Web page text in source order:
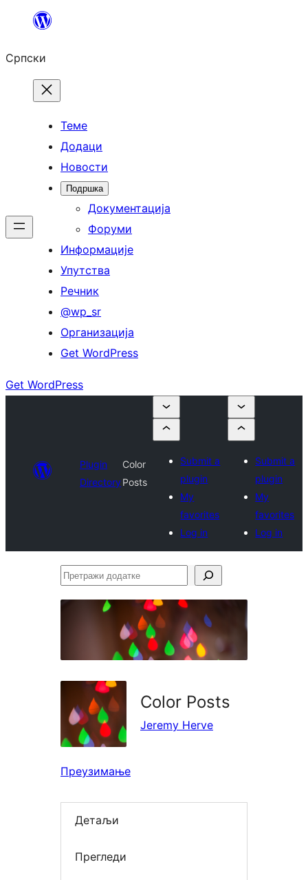
Скочи
садржај
Српски
Теме
Додаци
Новости
Подршка
Документација
Форуми
Информације
Упутства
Речник
@wp_sr
Организација
Get WordPress
Get WordPress
Plugin
Directory
Color
Posts
Submit a
plugin
My
favorites
Log in
Submit a
plugin
My
favorites
Log in
Претражи
Color Posts
Jeremy Herve
Преузимање
Детаљи
Прегледи